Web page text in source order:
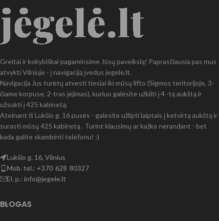
Greitai ir kokybiškai pagaminsime Jūsų paveikslą! Paprasčiausia pas mus
atvykti Vilniuje - į navigaciją įvedus jegele.lt.
Navigacija Jus turėtų atvesti tiesiai iki mūsų lifto (Sigmos teritorijoje, 3-
čiame korpuse, 2-tras įėjimas), kuriuo galėsite užkilti į 4 -tą aukštą ir
užsukti į 425 kabinetą.
Ateinant iš Lukšio g. 16 pusės - galėsite užlipti laiptais į ketvirtą aukštą ir
surasti mūsų 425 kabinetą . Turint klausimų ar kažko nerandant - bet
kada galite skambinti telefonu! :)
Lukšio g. 16, Vilnius
Mob. tel.: +370 628 80327
El. p.: info@jegele.lt
BLOGAS